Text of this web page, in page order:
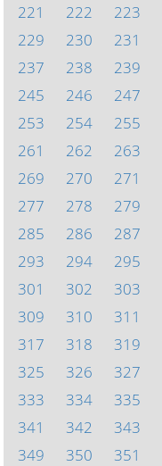
221
222 223
229
230 231
237
238 239
245
246 247
253
254 255
261
262 263
269
270 271
277
278 279
285
286 287
293
294 295
301
302 303
309
310 311
317
318 319
325
326 327
333
334 335
341
342 343
349
350 351